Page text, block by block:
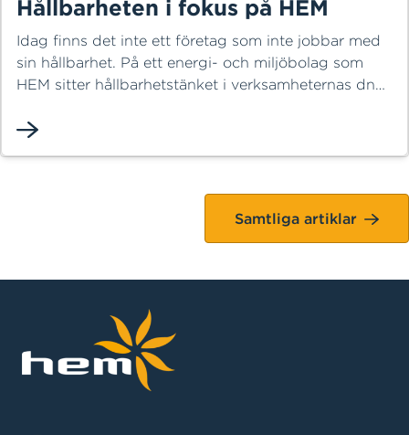
Hållbarheten i fokus på HEM
Idag finns det inte ett företag som inte jobbar med
sin hållbarhet. På ett energi- och miljöbolag som
HEM sitter hållbarhetstänket i verksamheternas dna,
Lagerblads uppdrag, som ny hållbarhetsansvarig,
Samtliga artiklar